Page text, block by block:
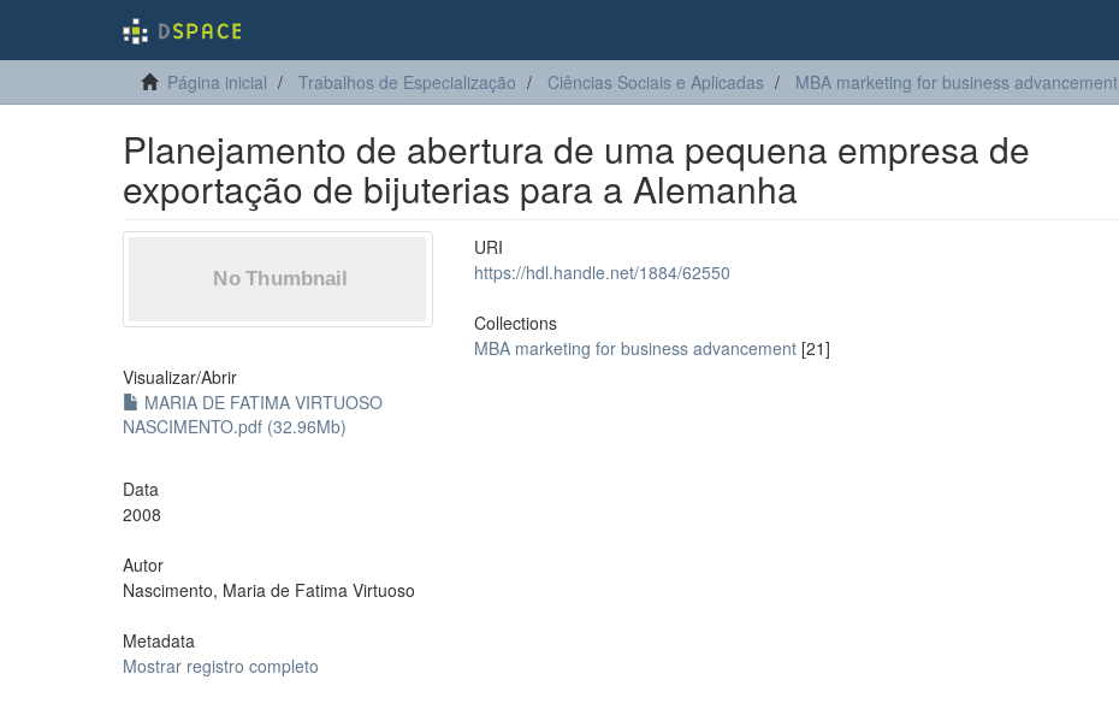
Página inicial Trabalhos de Especialização Ciências Sociais e Aplicadas MBA marketing for business advancement
Planejamento de abertura de uma pequena empresa de
exportação de bijuterias para a Alemanha
Visualizar/Abrir
MARIA DE FATIMA VIRTUOSO
NASCIMENTO.pdf (32.96Mb)
Data
2008
Autor
Nascimento, Maria de Fatima Virtuoso
Metadata
Mostrar registro completo
URI
https://hdl.handle.net/1884/62550
Collections
MBA marketing for business advancement [21]